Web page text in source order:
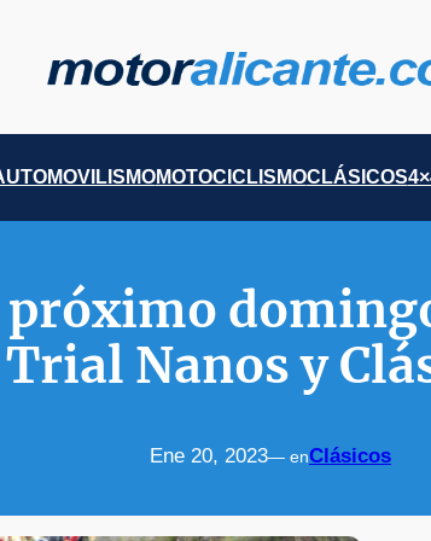
MOTOCICLISMOCLÁSICOS
próximo
Trial Nanos y
Ene 20, 2023— enClásicos